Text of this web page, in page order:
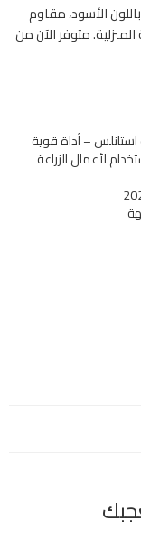
مطلي باللون الأسود، مقاوم
متوفر الآن من
– أداة قوية
لأعمال الزراعة